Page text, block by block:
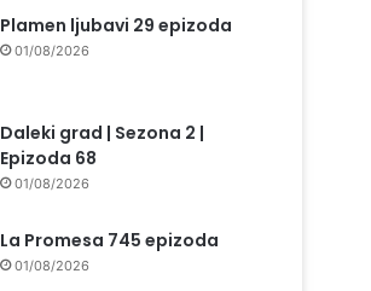
Plamen ljubavi 29 epizoda
01/08/2026
Daleki grad | Sezona 2 |
Epizoda 68
01/08/2026
La Promesa 745 epizoda
01/08/2026